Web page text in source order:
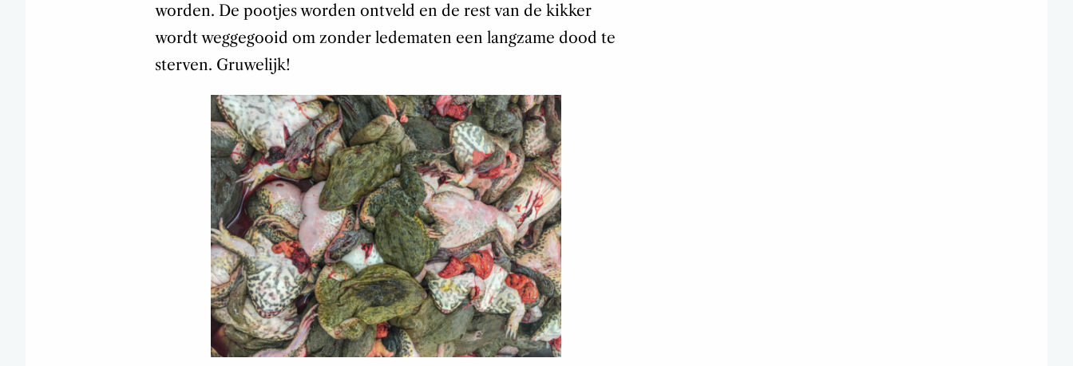
worden. De pootjes worden ontveld en de rest van de kikker
wordt weggegooid om zonder ledematen een langzame dood te
sterven. Gruwelijk!